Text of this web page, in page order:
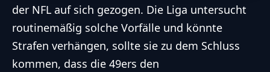
der NFL auf sich gezogen. Die Liga untersucht
routinemäßig solche Vorfälle und könnte
Strafen verhängen, sollte sie zu dem Schluss
kommen, dass die 49ers den